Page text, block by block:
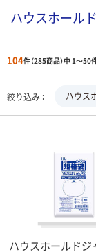
ハウスホール
104件（285商品）中 1～50
絞り込み ハウス
ハウスホールドジ